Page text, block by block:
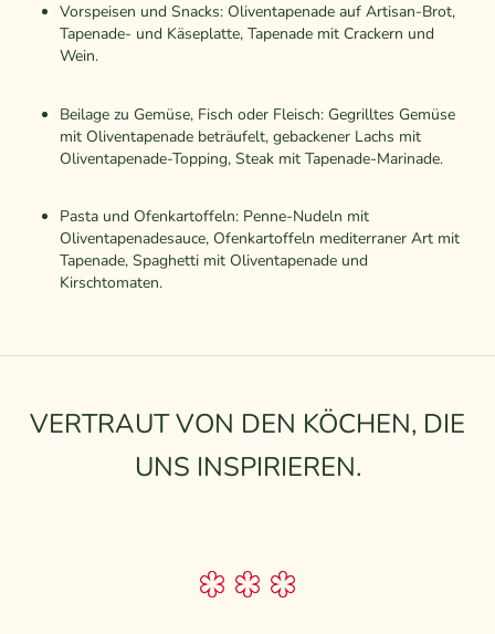
Vorspeisen und Snacks: Oliventapenade auf Artisan-Brot,
Tapenade- und Käseplatte, Tapenade mit Crackern und
Wein.
Beilage zu Gemüse, Fisch oder Fleisch: Gegrilltes Gemüse
mit Oliventapenade beträufelt, gebackener Lachs mit
Oliventapenade-Topping, Steak mit Tapenade-Marinade.
Pasta und Ofenkartoffeln: Penne-Nudeln mit
Oliventapenadesauce, Ofenkartoffeln mediterraner Art mit
Tapenade, Spaghetti mit Oliventapenade und
Kirschtomaten.
VERTRAUT VON DEN KÖCHEN, DIE
UNS INSPIRIEREN.